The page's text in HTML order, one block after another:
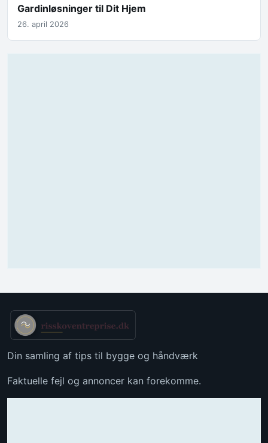
Gardinløsninger til Dit Hjem
26. april 2026
Din samling af tips til bygge og håndværk
Faktuelle fejl og annoncer kan forekomme.